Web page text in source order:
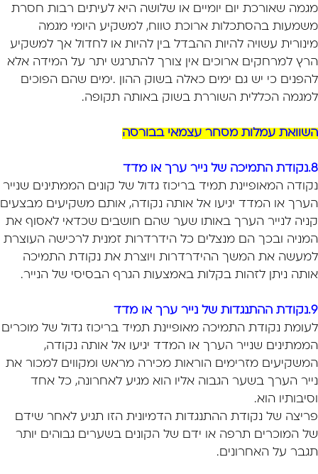
מגמה שאורכת יום יומיים או שלושה היא לעיתים רבות חסרת
משמעות בהסתכלות ארוכת טווח, למשקיע היומי מגמה
מינורית עשויה להיות ההבדל בין להיות או לחדול אך למשקיע
הרץ למרחקים ארוכים אין צורך להתרגש יתר על המידה אלא
להפנים כי יש גם ימים כאלה בשוק ההון .ימים שהם הפוכים
למגמה הכללית השוררת בשוק באותה תקופה.
השוואת עמלות מסחר עצמאי בבורסה
8.נקודת התמיכה של נייר ערך או מדד
נקודה המאופיינת תמיד בריכוז גדול של קונים הממתינים שנייר
הערך או המדד יגיעו אל אותה נקודה, אותם משקיעים מבצעים
קניה לנייר הערך באותו שער שהם חושבים שכדאי לאסוף את
המניה ובכך הם מנצלים כל הידרדרות זמנית לרכישה העוצרת
למעשה את המשך ההידרדרות ויוצרת את נקודת התמיכה
אותה ניתן לזהות בקלות באמצעות הגרף הבסיסי של הנייר.
9.נקודת ההתנגדות של נייר ערך או מדד
לעומת נקודת התמיכה מאופיינת תמיד בריכוז גדול של מוכרים
הממתינים שנייר הערך או המדד יגיעו אל אותה נקודה,
המשקיעים מזרימים הוראות מכירה מראש ומקווים למכור את
נייר הערך בשער הגבוה אליו הוא מגיע לאחרונה, כל אחד
וסיבותיו הוא.
פריצה של נקודת ההתנגדות הדמיונית הזו תגיע לאחר שידם
של המוכרים תרפה או ידם של הקונים בשערים גבוהים יותר
תגבר על האחרונים.